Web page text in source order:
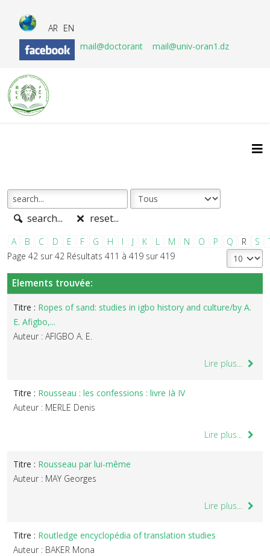
AR EN
mail@doctorant
mail@univ-oran1.dz
search... reset...
A B C D E F G H I J K L M N O P Q R S
Page 42 sur 42 Résultats 411 à 419 sur 419
Elements trouvée:
Titre : Ropes of sand: studies in igbo history and culture/by A.
E. Afigbo,...
Auteur : AFIGBO A. E.
Lire plus...
Titre : Rousseau : les confessions : livre Ià IV
Auteur : MERLE Denis
Lire plus...
Titre : Rousseau par lui-même
Auteur : MAY Georges
Lire plus...
Titre : Routledge encyclopédia of translation studies
Auteur : BAKER Mona